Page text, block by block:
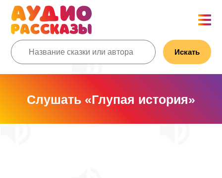
Искать
Слушать «Глупая история»